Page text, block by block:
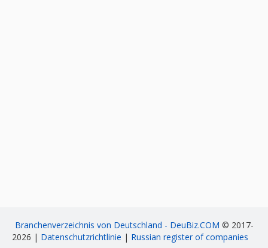
Branchenverzeichnis von Deutschland - DeuBiz.COM © 2017-
2026 | Datenschutzrichtlinie | Russian register of companies